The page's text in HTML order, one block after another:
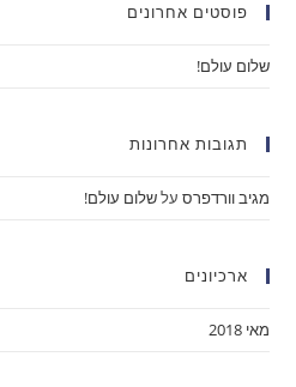
פוסטים אחרונים
שלום עולם!
תגובות אחרונות
מגיב וורדפרס עלשלום עולם!
ארכיונים
מאי 2018